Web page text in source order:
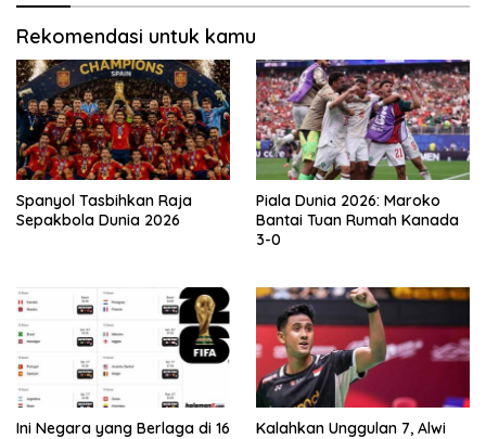
Rekomendasi untuk kamu
Spanyol Tasbihkan Raja
Sepakbola Dunia 2026
Piala Dunia 2026: Maroko
Bantai Tuan Rumah Kanada
3-0
Ini Negara yang Berlaga di 16
Kalahkan Unggulan 7, Alwi